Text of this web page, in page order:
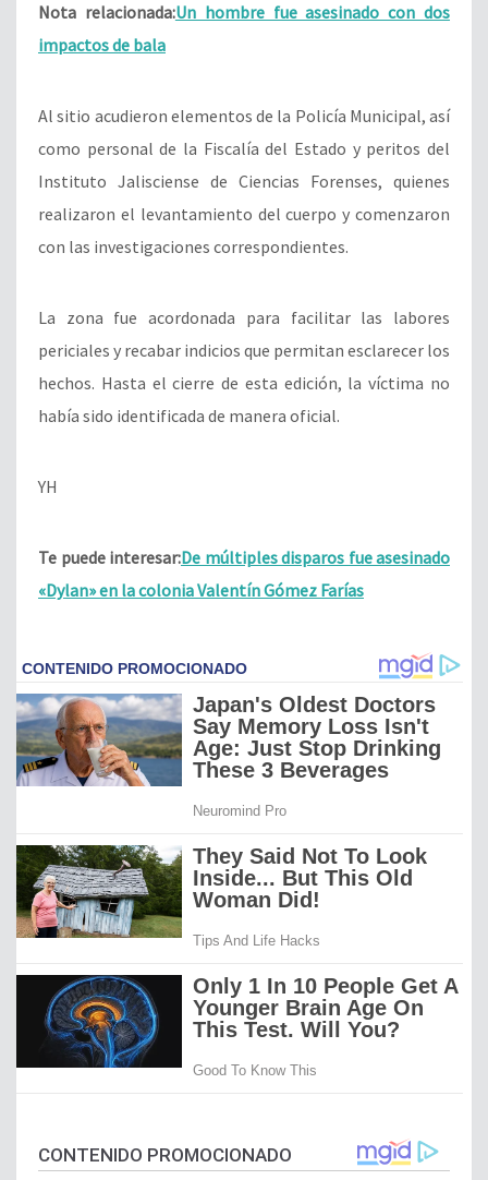
Nota relacionada:Un hombre fue asesinado con dos
impactos de bala
Al sitio acudieron elementos de la Policía Municipal, así
como personal de la Fiscalía del Estado y peritos del
Instituto Jalisciense de Ciencias Forenses, quienes
realizaron el levantamiento del cuerpo y comenzaron
con las investigaciones correspondientes.
La zona fue acordonada para facilitar las labores
periciales y recabar indicios que permitan esclarecer los
hechos. Hasta el cierre de esta edición, la víctima no
había sido identificada de manera oficial.
YH
Te puede interesar:De múltiples disparos fue asesinado
«Dylan» en la colonia Valentín Gómez Farías
CONTENIDO PROMOCIONADO